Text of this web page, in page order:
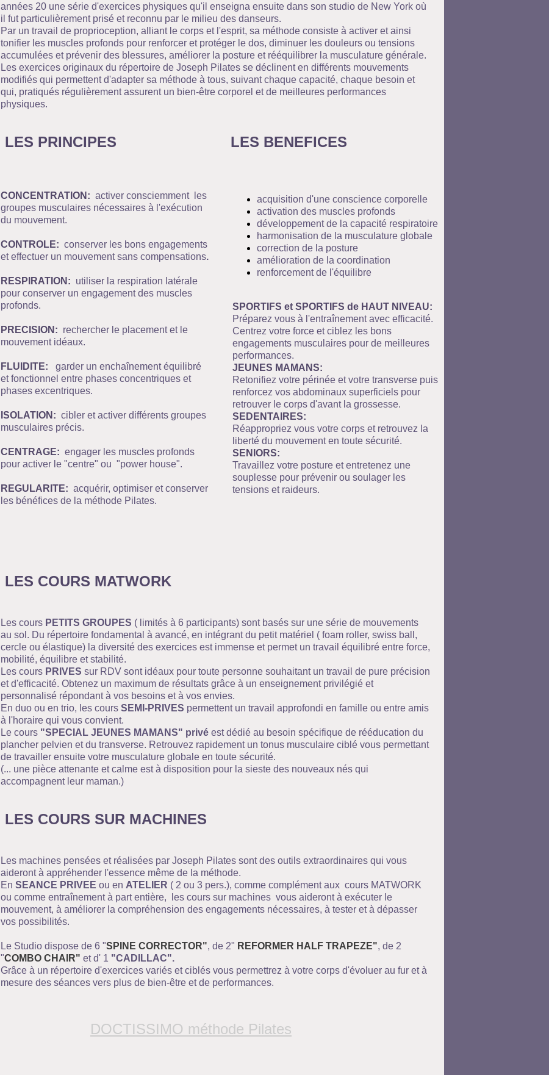
années 20 une série d'exercices physiques qu'il enseigna ensuite dans son studio de New York où
il fut particulièrement prisé et reconnu par le milieu des danseurs.
Par un travail de proprioception, alliant le corps et l'esprit, sa méthode consiste à activer et ainsi
tonifier les muscles profonds pour renforcer et protéger le dos, diminuer les douleurs ou tensions
accumulées et prévenir des blessures, améliorer la posture et rééquilibrer la musculature générale.
Les exercices originaux du répertoire de Joseph Pilates se déclinent en différents mouvements
modifiés qui permettent d'adapter sa méthode à tous, suivant chaque capacité, chaque besoin et
qui, pratiqués régulièrement assurent un bien-être corporel et de meilleures performances
physiques.
LES PRINCIPES LES BENEFICES
CONCENTRATION: activer consciemment les
groupes musculaires nécessaires à l'exécution
du mouvement.
CONTROLE: conserver les bons engagements
et effectuer un mouvement sans compensations.
RESPIRATION: utiliser la respiration latérale
pour conserver un engagement des muscles
profonds.
PRECISION: rechercher le placement et le
mouvement idéaux.
FLUIDITE:
garder un enchaînement équilibré
et fonctionnel entre phases concentriques et
phases excentriques.
ISOLATION: cibler et activer différents groupes
musculaires précis.
CENTRAGE: engager les muscles profonds
pour activer le "centre" ou "power house".
REGULARITE: acquérir, optimiser et conserver
les bénéfices de la méthode Pilates.
acquisition d'une conscience corporelle
activation des muscles profonds
développement de la capacité respiratoire
harmonisation de la musculature globale
correction de la posture
amélioration de la coordination
renforcement de l'équilibre
SPORTIFS et SPORTIFS de HAUT NIVEAU:
Préparez vous à l'entraînement avec efficacité.
Centrez votre force et ciblez les bons
engagements musculaires pour de meilleures
performances.
JEUNES MAMANS:
Retonifiez votre périnée et votre transverse puis
renforcez vos abdominaux superficiels pour
retrouver le corps d'avant la grossesse.
SEDENTAIRES:
Réappropriez vous votre corps et retrouvez la
liberté du mouvement en toute sécurité.
SENIORS:
Travaillez votre posture et entretenez une
souplesse pour prévenir ou soulager les
tensions et raideurs.
LES COURS MATWORK
Les cours PETITS GROUPES ( limités à 6 participants) sont basés sur une série de mouvements
au sol. Du répertoire fondamental à avancé, en intégrant du petit matériel ( foam roller, swiss ball,
cercle ou élastique) la diversité des exercices est immense et permet un travail équilibré entre force,
mobilité, équilibre et stabilité.
Les cours PRIVES sur RDV sont idéaux pour toute personne souhaitant un travail de pure précision
et d'efficacité. Obtenez un maximum de résultats grâce à un enseignement privilégié et
personnalisé répondant à vos besoins et à vos envies.
En duo ou en trio, les cours SEMI-PRIVES permettent un travail approfondi en famille ou entre amis
à l'horaire qui vous convient.
Le cours "SPECIAL JEUNES MAMANS" privé est dédié au besoin spécifique de rééducation du
plancher pelvien et du transverse. Retrouvez rapidement un tonus musculaire ciblé vous permettant
de travailler ensuite votre musculature globale en toute sécurité.
(... une pièce attenante et calme est à disposition pour la sieste des nouveaux nés qui
accompagnent leur maman.)
LES COURS SUR MACHINES
Les machines pensées et réalisées par Joseph Pilates sont des outils extraordinaires qui vous
aideront à appréhender l'essence même de la méthode.
En SEANCE PRIVEE ou en ATELIER ( 2 ou 3 pers.), comme complément aux cours MATWORK
ou comme entraînement à part entière, les cours sur machines vous aideront à exécuter le
mouvement, à améliorer la compréhension des engagements nécessaires, à tester et à dépasser
vos possibilités.
Le Studio dispose de 6 "SPINE CORRECTOR", de 2" REFORMER HALF TRAPEZE", de 2
"COMBO CHAIR" et d' 1 "CADILLAC".
Grâce à un répertoire d'exercices variés et ciblés vous permettrez à votre corps d'évoluer au fur et à
mesure des séances vers plus de bien-être et de performances.
DOCTISSIMO méthode Pilates